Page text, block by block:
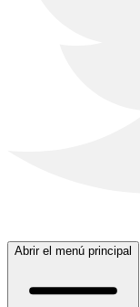
Abrir el menú principal